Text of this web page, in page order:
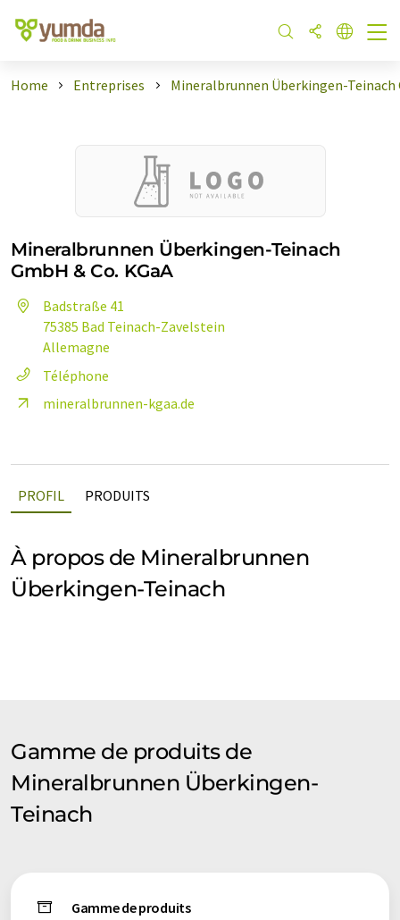
Home Entreprises Mineralbrunnen Überkingen-Teinach
Mineralbrunnen Überkingen-Teinach
GmbH & Co. KGaA
Badstraße 41
75385 Bad Teinach-Zavelstein
Allemagne
Téléphone
mineralbrunnen-kgaa.de
PROFIL PRODUITS
À propos de Mineralbrunnen
Überkingen-Teinach
Gamme de produits de
Mineralbrunnen Überkingen-
Teinach
Gamme de produits